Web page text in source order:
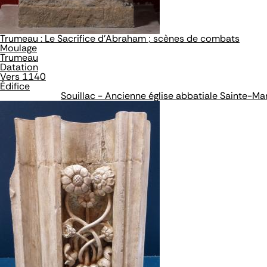
Trumeau : Le Sacrifice d'Abraham ; scènes de combats
Moulage
Trumeau
Datation
Vers 1140
Édifice
Souillac - Ancienne église abbatiale Sainte-